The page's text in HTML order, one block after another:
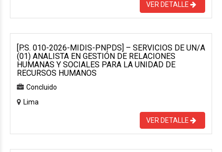
VER DETALLE
[P.S. 010-2026-MIDIS-PNPDS] – SERVICIOS DE UN/A
(01) ANALISTA EN GESTIÓN DE RELACIONES
HUMANAS Y SOCIALES PARA LA UNIDAD DE
RECURSOS HUMANOS
Concluido
Lima
VER DETALLE